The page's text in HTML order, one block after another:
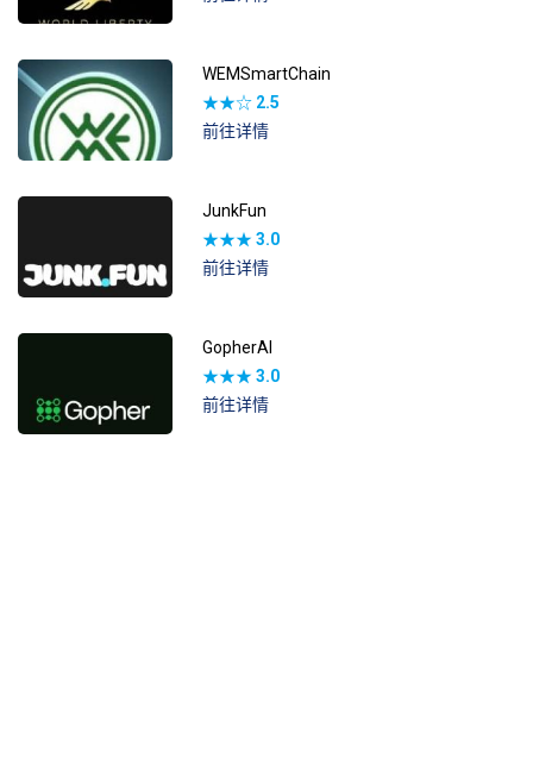
WEMSmartChain
★★☆ 2.5
前往详情
JunkFun
★★★3.0
前往详情
GopherAI
★★★3.0
前往详情